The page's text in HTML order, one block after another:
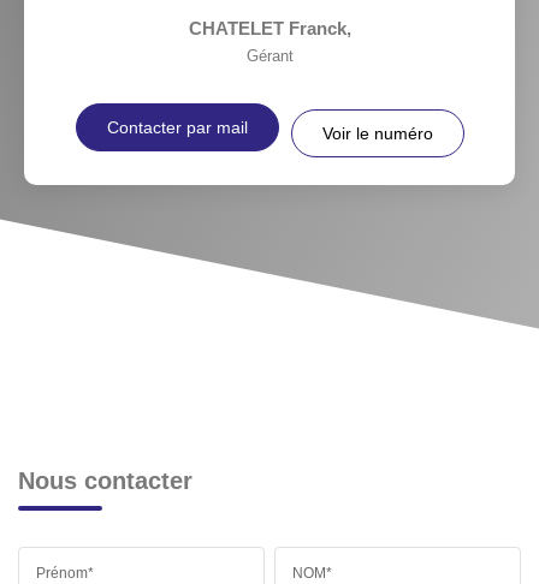
CHATELET Franck,
Gérant
Contacter par mail Voir le numéro
Nous contacter
Prénom* NOM*